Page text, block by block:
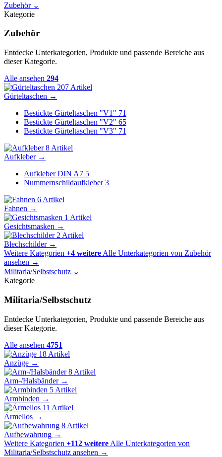
Zubehör ⌄
Kategorie
Zubehör
Entdecke Unterkategorien, Produkte und passende Bereiche aus
dieser Kategorie.
Alle ansehen 294
207 Artikel
Gürteltaschen →
Bestickte Gürteltaschen "V1" 71
Bestickte Gürteltaschen "V2" 65
Bestickte Gürteltaschen "V3" 71
8 Artikel
Aufkleber →
Aufkleber DIN A7 5
Nummernschildaufkleber 3
6 Artikel
Fahnen →
1 Artikel
Gesichtsmasken →
2 Artikel
Blechschilder →
Weitere Kategorien +4 weitere Alle Unterkategorien von Zubehör
ansehen →
Militaria/Selbstschutz ⌄
Kategorie
Militaria/Selbstschutz
Entdecke Unterkategorien, Produkte und passende Bereiche aus
dieser Kategorie.
Alle ansehen 4751
18 Artikel
Anzüge →
8 Artikel
Arm-/Halsbänder →
5 Artikel
Armbinden →
11 Artikel
Ärmellos →
8 Artikel
Aufbewahrung →
Weitere Kategorien +112 weitere Alle Unterkategorien von
Militaria/Selbstschutz ansehen →